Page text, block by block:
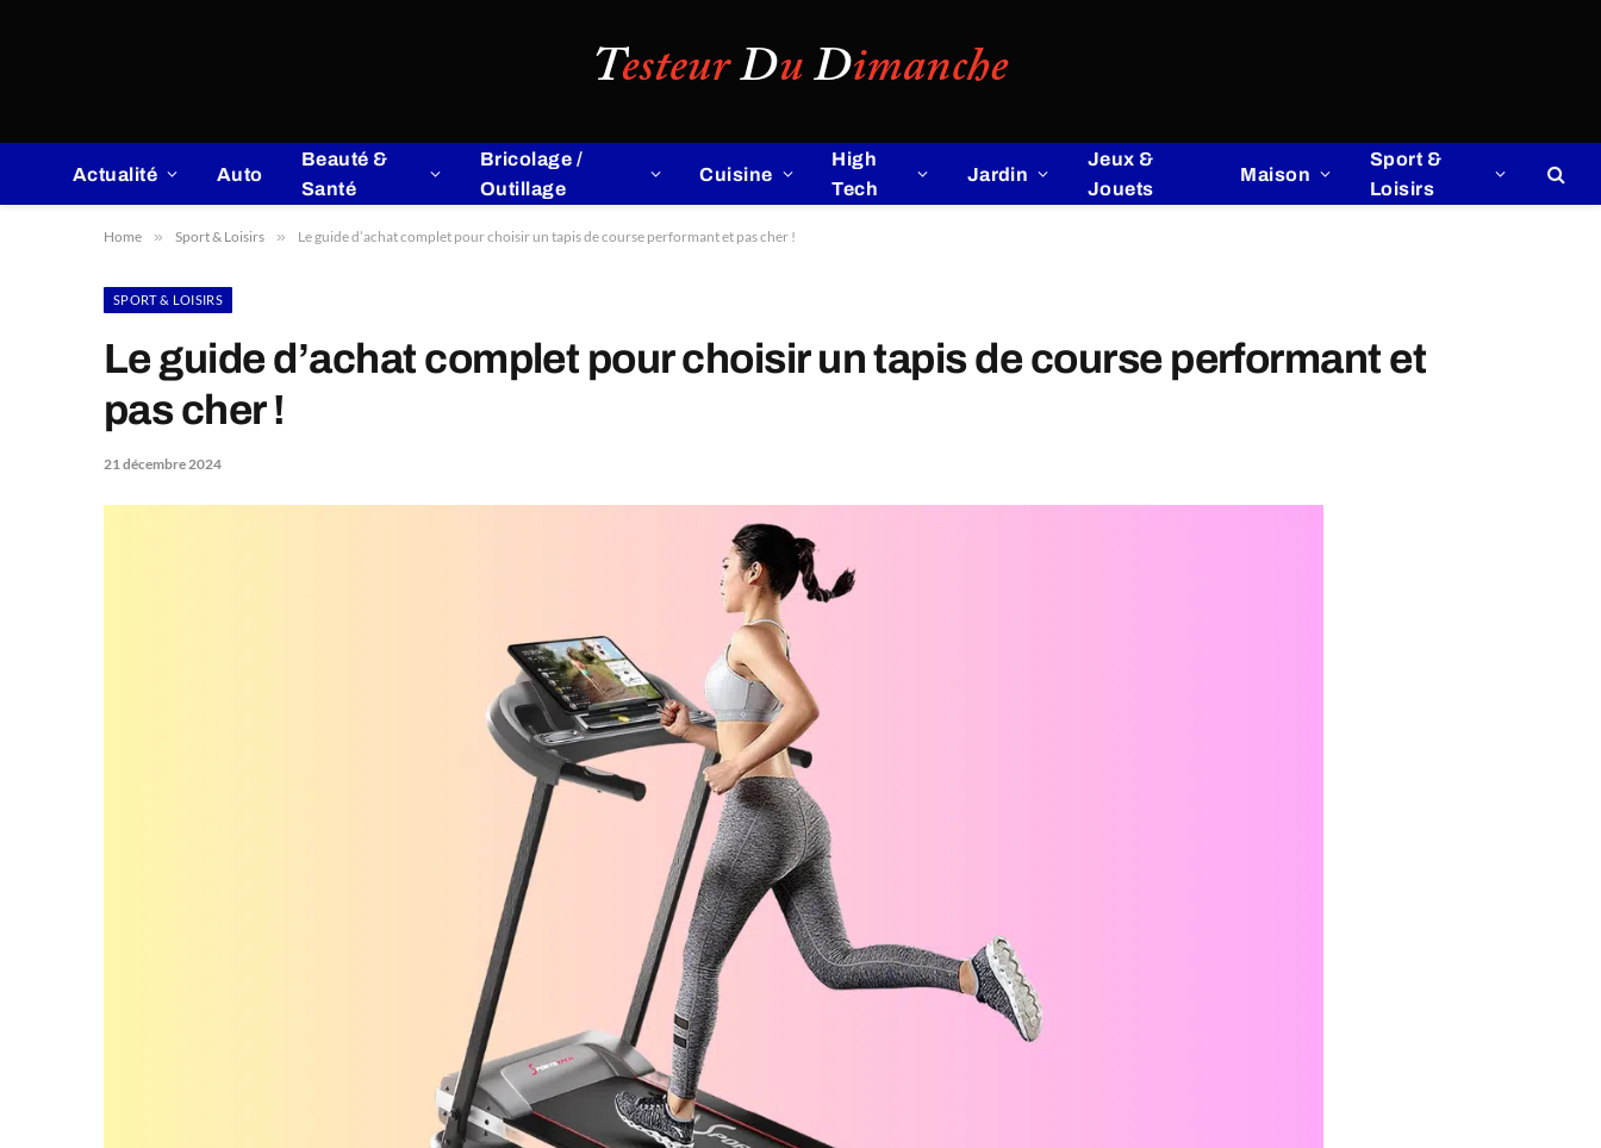
Actualité Auto
Beauté &
Santé
Bricolage /
Outillage
Cuisine
High
Tech
Jardin
Jeux &
Jouets
Maison
Sport &
Loisirs
Home » Sport & Loisirs » Le guide d’achat complet pour choisir un tapis de course performant et pas cher !
SPORT & LOISIRS
Le guide d’achat complet pour choisir un tapis de course performant et
pas cher !
21 décembre 2024